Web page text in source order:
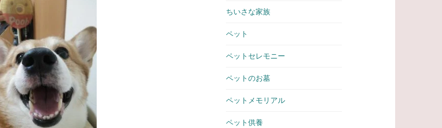
ちいさな家族
ペット
ペットセレモニー
ペットのお墓
ペットメモリアル
ペット供養